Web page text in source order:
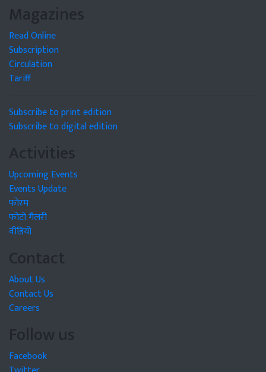
Magazines
Read Online
Subscription
Circulation
Tariff
Subscribe to print edition
Subscribe to digital edition
Activities
Upcoming Events
Events Update
फोरम
फोटो गैलरी
वीडियो
Contact
About Us
Contact Us
Careers
Follow us
Facebook